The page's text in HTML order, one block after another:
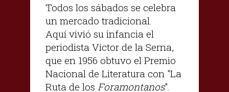
Todos los sábados se celebra
un mercado tradicional.
Aquí vivió su infancia el
periodista Victor de la Serna,
que en 1956 obtuvo el Premio
Nacional de Literatura con "La
Ruta de los Foramontanos".